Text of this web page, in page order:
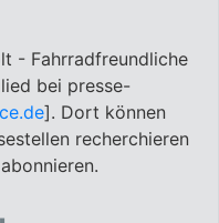
- Fahrradfreundliche
bei presse-
]. Dort können
recherchieren